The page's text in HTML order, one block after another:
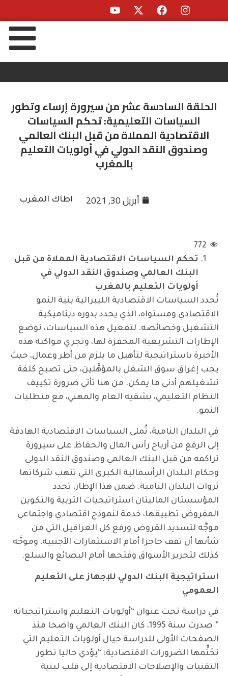
الحلقة السادسة عشر من سيرورة إرساء وتطور
السياسات التعليمية: تحكم السياسات
الاقتصادية المملاة من قبل البنك العالمي
وصندوق النقد الدولي في أولويات التعليم
بالمغرب
اطاك المغرب أبريل 30, 2021
772
تحكم السياسات الاقتصادية المملاة من قبل
البنك العالمي وصندوق النقد الدولي في
أولويات التعليم بالمغرب
تُحدد السياسات الاقتصادية الليبرالية بنية النمو
الاقتصادي ومستواه، الذي يحدد بدوره ديناميكية
التشغيل وخصائصه. لتفعيل هذه السياسات، توضع
الإطارات التشريعية المحفزة لها، وتجري مواكبة هذه
الأخيرة باستراتيجية لتأهيل ما يلزم من أطر وعمال، حيث
يجب إغراق سوق الشغل بالمؤهَّلين، حتى تصبح كلفة
تشغيلهم أدنى ما يمكن. من هنا تأتي ضرورة تكييف
النظام التعليمي، بشقيه العام والمهني، مع متطلبات
النمو.
في البلدان النامية، تُملى السياسات الاقتصادية الهادفة
إلى الرفع من أرباح رأس المال والحفاظ على سيرورة
تراكمه من قبل البنك العالمي وصندوق النقد الدولي
وحكام البلدان الرأسمالية الكبرى التي تنهب شركاتها
ثروات البلدان النامية. ضمن هذا الإطار، تحدد
المؤسستان الماليتان استراتيجيات التربية والتكوين
المفروض تطبيقها، خدمة لنموذج اقتصادي واجتماعي
موجَّه لتسديد القروض ورفع كل العراقيل التي من
شأنها أن تقف حاجزا أمام الاستثمارات الأجنبية، وموجَّه
كذلك لتحرير الأسواق وفتحها أمام البضائع والسلع.
استراتيجية البنك الدولي للإجهاز على التعليم
العمومي
في دراسة تحت عنوان “أولويات التعليم واستراتيجياته
” صدرت سنة 1995، كان البنك العالمي واضحا منذ
الصفحات الأولى للدراسة حيال أولويات التعليم التي
تحَتٍّمها الضرورات الاقتصادية: “يؤدي حاليا تطور
التقنيات والإصلاحات الاقتصادية إلى قلب لبنية